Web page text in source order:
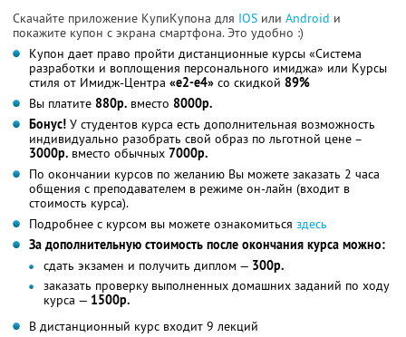
Скачайте приложение КупиКупона для IOS или Android и
покажите купон с экрана смартфона. Это удобно :)
Купон дает право пройти дистанционные курсы «Система
разработки и воплощения персонального имиджа» или Курсы
стиля от Имидж-Центра «е2-е4» со скидкой 89%
Вы платите 880р. вместо 8000р.
Бонус! У студентов курса есть дополнительная возможность
индивидуально разобрать свой образ по льготной цене –
3000р. вместо обычных 7000р.
По окончании курсов по желанию Вы можете заказать 2 часа
общения с преподавателем в режиме он-лайн (входит в
стоимость курса).
Подробнее с курсом вы можете ознакомиться здесь
За дополнительную стоимость после окончания курса можно:
сдать экзамен и получить диплом — 300р.
заказать проверку выполненных домашних заданий по ходу
курса — 1500р.
В дистанционный курс входит 9 лекций